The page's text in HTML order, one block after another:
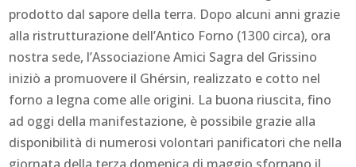
prodotto dal sapore della terra. Dopo alcuni anni grazie
alla ristrutturazione dell’Antico Forno (1300 circa), ora
nostra sede, l’Associazione Amici Sagra del Grissino
iniziò a promuovere il Ghérsin, realizzato e cotto nel
forno a legna come alle origini. La buona riuscita, fino
ad oggi della manifestazione, è possibile grazie alla
disponibilità di numerosi volontari panificatori che nella
giornata della terza domenica di maggio sfornano il